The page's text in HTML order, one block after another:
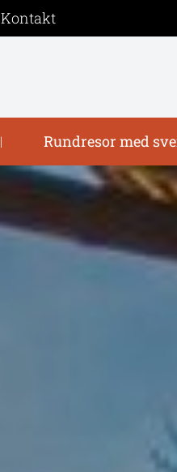
Kontakt
| Rundresor med